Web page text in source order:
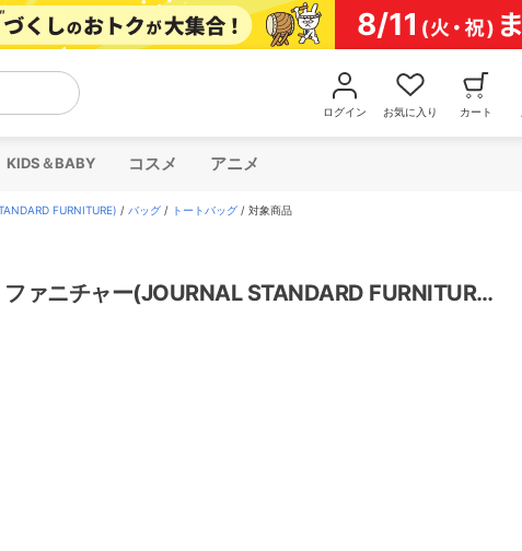
ログイン お気に入り カート
KIDS＆BABY コスメ アニメ
FURNITURE) / バッグ / トートバッグ / 対象商品
ジャーナルスタンダード ファニチャー(JOURNAL STANDARD FURNITURE) トートバッグ